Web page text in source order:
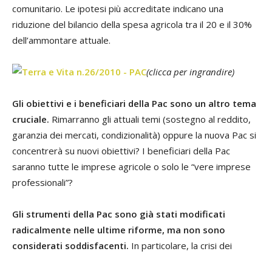
comunitario. Le ipotesi più accreditate indicano una
riduzione del bilancio della spesa agricola tra il 20 e il 30%
dell’ammontare attuale.
(clicca per ingrandire)
Gli obiettivi e i beneficiari della Pac sono un altro tema
cruciale. Rimarranno gli attuali temi (sostegno al reddito,
garanzia dei mercati, condizionalità) oppure la nuova Pac si
concentrerà su nuovi obiettivi? I beneficiari della Pac
saranno tutte le imprese agricole o solo le “vere imprese
professionali”?
Gli strumenti della Pac sono già stati modificati
radicalmente nelle ultime riforme, ma non sono
considerati soddisfacenti. In particolare, la crisi dei